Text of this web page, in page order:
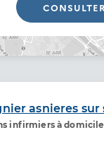
CONSULTER
asnieres sur
infirmiers à domicile
de